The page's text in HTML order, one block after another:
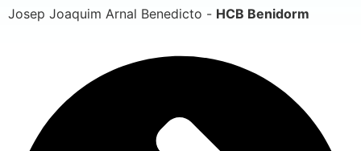
Josep Joaquim Arnal Benedicto - HCB Benidorm